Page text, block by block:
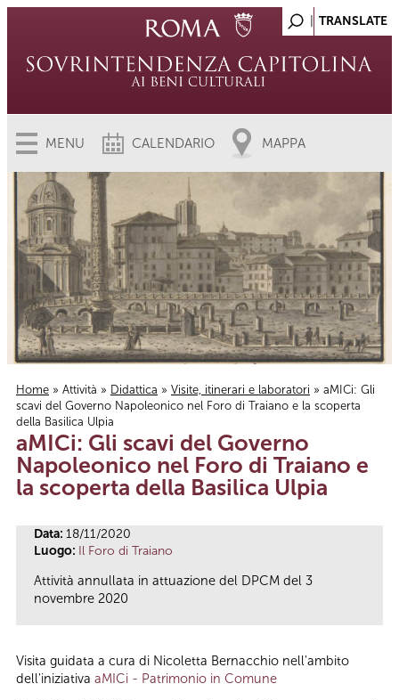
MENU CALENDARIO MAPPA
Tu sei qui
Home » Attività » Didattica » Visite, itinerari e laboratori » aMICi: Gli
scavi del Governo Napoleonico nel Foro di Traiano e la scoperta
della Basilica Ulpia
aMICi: Gli scavi del Governo
Napoleonico nel Foro di Traiano e
la scoperta della Basilica Ulpia
Data: 18/11/2020
Luogo: Il Foro di Traiano
Attività annullata in attuazione del DPCM del 3
novembre 2020
Visita guidata a cura di Nicoletta Bernacchio nell'ambito
dell'iniziativa aMICi - Patrimonio in Comune